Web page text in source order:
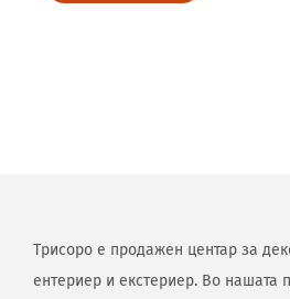
Трисоро е продажен центар за
ентериер и екстериер. Во нашата